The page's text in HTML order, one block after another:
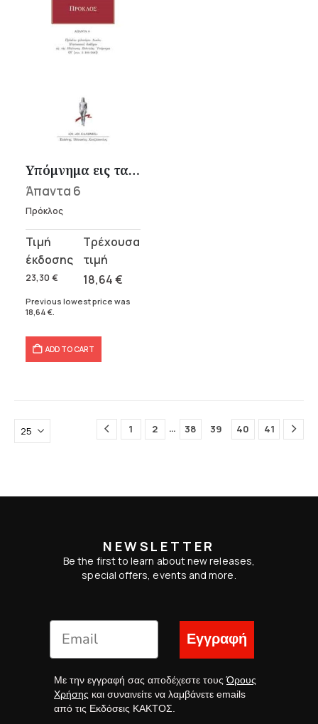
Υπόμνημα εις τας Πλάτωνος Πολιτείας 6
Άπαντα 6
Πρόκλος
23,30 €
Original
price
was:
23,30 €.
18,64€
Current
price
is:
18,64 €.
Previous lowest price was
18,64 €.
ADD TO CART
1 2 … 38 39 40 41
NEWSLETTER
Be the first to learn about new releases,
special offers, events and more.
Εγγραφή
Με την εγγραφή σας αποδέχεστε τουςΌρους
Χρήσης και συναινείτε να λαμβάνετε emails
από τις Εκδόσεις ΚΑΚΤΟΣ.